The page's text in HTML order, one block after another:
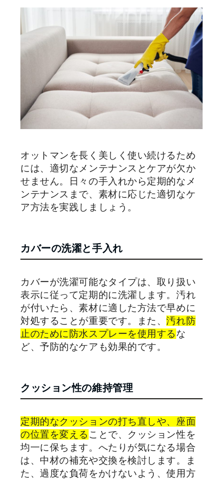
オットマンを長く美しく使い続けるため
には、適切なメンテナンスとケアが欠か
せません。日々の手入れから定期的なメ
ンテナンスまで、素材に応じた適切なケ
ア方法を実践しましょう。
カバーの洗濯と手入れ
カバーが洗濯可能なタイプは、取り扱い
表示に従って定期的に洗濯します。汚れ
が付いたら、素材に適した方法で早めに
対処することが重要です。また、汚れ防
止のために防水スプレーを使用するな
ど、予防的なケアも効果的です。
クッション性の維持管理
定期的なクッションの打ち直しや、座面
の位置を変える ことで、クッション性を
均一に保ちます。へたりが気になる場合
は、中材の補充や交換を検討します。ま
た、過度な負荷をかけないよう、使用方